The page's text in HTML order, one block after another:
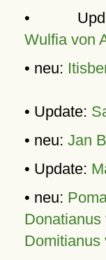
•
Wulfia von
• neu:
• Update:
• neu: Jan
• Update:
• neu:
Donatianus
Domitianus